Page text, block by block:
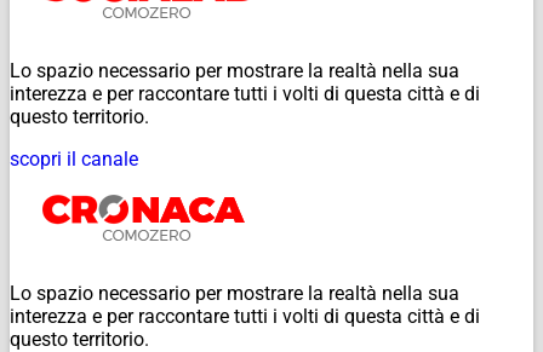
Lo spazio necessario per mostrare la realtà nella sua
interezza e per raccontare tutti i volti di questa città e di
questo territorio.
scopri il canale
Lo spazio necessario per mostrare la realtà nella sua
interezza e per raccontare tutti i volti di questa città e di
questo territorio.